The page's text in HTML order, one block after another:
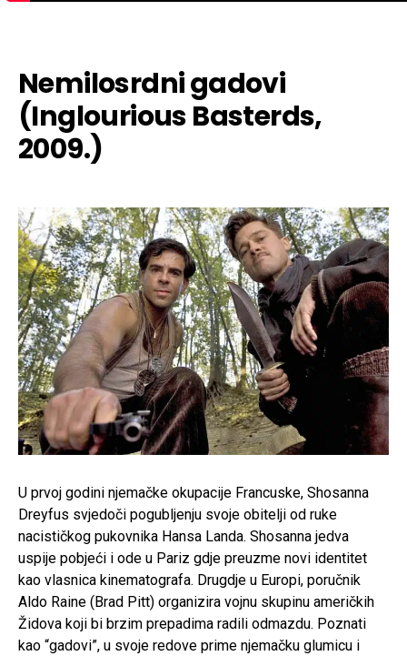
Nemilosrdni gadovi
(Inglourious Basterds,
2009.)
U prvoj godini njemačke okupacije Francuske, Shosanna
Dreyfus svjedoči pogubljenju svoje obitelji od ruke
nacističkog pukovnika Hansa Landa. Shosanna jedva
uspije pobjeći i ode u Pariz gdje preuzme novi identitet
kao vlasnica kinematografa. Drugdje u Europi, poručnik
Aldo Raine (Brad Pitt) organizira vojnu skupinu američkih
Židova koji bi brzim prepadima radili odmazdu. Poznati
kao “gadovi”, u svoje redove prime njemačku glumicu i